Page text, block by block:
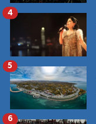
4
5
6